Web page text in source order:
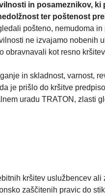
in posameznikov, ki
ter poštenost
pošteno, nemudoma
ne izvajamo nobenih
obravnavali kot resno
in skladnost, varnost,
je prišlo do kršitve
uradu TRATON, zlasti
kršitev uslužbencev
zaščitenih pravic do